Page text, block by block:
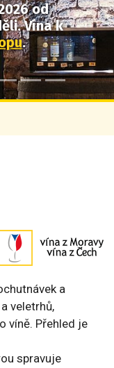
od
Vína k
.
a
veletrhů,
víně. Přehled je
spravuje